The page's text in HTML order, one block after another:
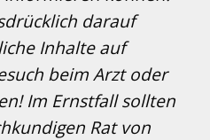
darauf
Inhalte auf
beim Arzt oder
Im Ernstfall sollten
Rat von